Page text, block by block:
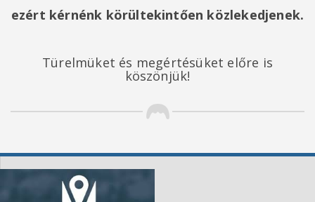
ezért kérnénk körültekintően közlekedjenek.
Türelmüket és megértésüket előre is
köszönjük!